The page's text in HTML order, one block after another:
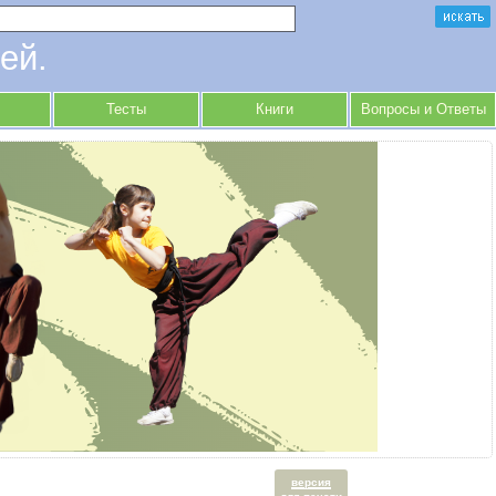
Тесты Книги Вопросы и Ответы
версия